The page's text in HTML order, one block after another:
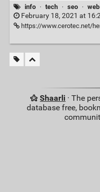
info · tech · seo · web
February 18, 2021 at
https://www.cerotec.net/
Shaarli · The
database free,